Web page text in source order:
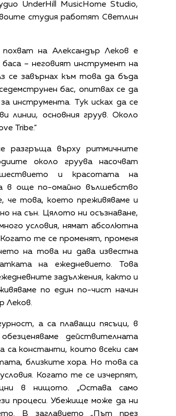
UnderHill MusicHome Studio,
студия работят Светлин
на Александър Леков е
– неговият инструмент на
се завърнах към това да бъда
бас, опитвах се да
инструмента. Тук исках да се
линии, основния груув. Около
Tribe.“
разгръща върху ритмичните
около груува насочват
и красотата на
в още по-омайно вълшебство
че това, което преживяваме и
на сън. Цялото ни осъзнаване,
условия, нямат абсолютна
те се променят, променя
на това ни дава известна
на ежедневието. Това
задължения, както и
по един по-чист начин
Леков.
а са плаващи пясъци, в
действителната
са константи, които всеки сам
близките хора. Но това са
Когато те се изчерпят,
в нищото. „Остава само
процеси. Убежище може да ни
В заглавието „Път през